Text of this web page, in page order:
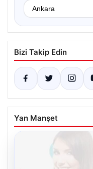
Bizi Takip Edin
Yan Manşet